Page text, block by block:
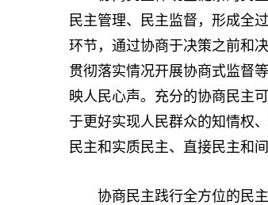
民主管理、民主监督，形成全
环节，通过协商于决策之前和
贯彻落实情况开展协商式监督
映人民心声。充分的协商民主
于更好实现人民群众的知情权
民主和实质民主、直接民主和
协商民主践行全方位的民主